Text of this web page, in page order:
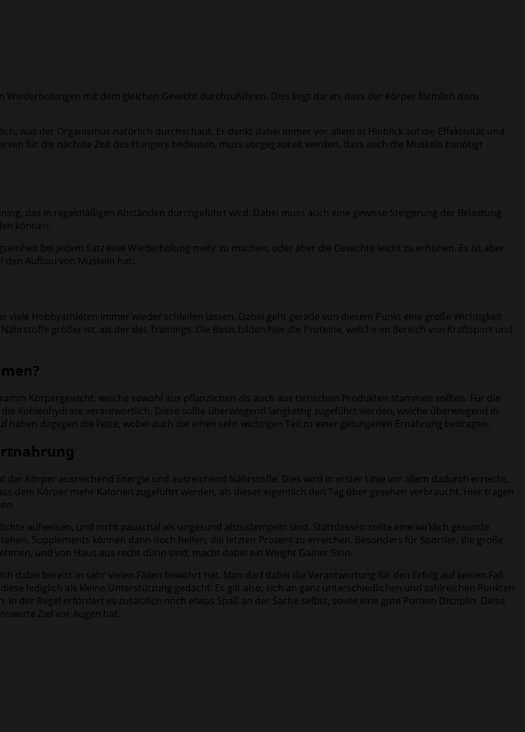
mit dem gleichen Gewicht durchzuführen. Dies liegt daran, dass der Körper förmlich dazu
was der Organismus natürlich durchschaut. Er denkt dabei immer vor allem in Hinblick auf die Effektivität und
für die nächste Zeit des Hungers bedeuten, muss vorgegaukelt werden, dass auch die Muskeln benötigt
das in regelmäßigen Abständen durchgeführt wird. Dabei muss auch eine gewisse Steigerung der Belastung
können.
bei jedem Satz eine Wiederholung mehr zu machen, oder aber die Gewichte leicht zu erhöhen. Es ist aber
den Aufbau von Muskeln hat.
viele Hobbyathleten immer wieder schleifen lassen. Dabei geht gerade von diesem Punkt eine große Wichtigkeit
größer ist, als der des Trainings. Die Basis bilden hier die Proteine, welche im Bereich von Kraftsport und
Körpergewicht, welche sowohl aus pflanzlichen als auch aus tierischen Produkten stammen sollten. Für die
Kohlenhydrate verantwortlich. Diese sollte überwiegend langkettig zugeführt werden, welche überwiegend in
haben dagegen die Fette, wobei auch die einen sehr wichtigen Teil zu einer gelungenen Ernährung beitragen.
Körper ausreichend Energie und ausreichend Nährstoffe. Dies wird in erster Linie vor allem dadurch erreicht,
dem Körper mehr Kalorien zugeführt werden, als dieser eigentlich den Tag über gesehen verbraucht. Hier tragen
aufweisen, und nicht pauschal als ungesund abzustempeln sind. Stattdessen sollte eine wirklich gesunde
Supplements können dann noch helfen, die letzten Prozent zu erreichen. Besonders für Sportler, die große
und von Haus aus recht dünn sind, macht dabei ein Weight Gainer Sinn.
dabei bereits in sehr vielen Fällen bewährt hat. Man darf dabei die Verantwortung für den Erfolg auf keinen Fall
lediglich als kleine Unterstützung gedacht. Es gilt also, sich an ganz unterschiedlichen und zahlreichen Punkten
der Regel erfordert es zusätzlich noch etwas Spaß an der Sache selbst, sowie eine gute Portion Disziplin. Diese
Ziel vor Augen hat.